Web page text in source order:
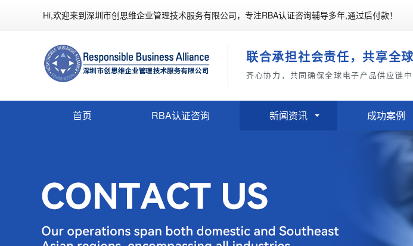
Hi,欢迎来到深圳市创思维企业管理技术服务有限公司，专注RBA认证咨询辅导多年,通过后付款！
联合承担社会责任，共享全
齐心协力，共同确保全球电子产品供应链
首页 RBA认证咨询 新闻资讯 成功案例